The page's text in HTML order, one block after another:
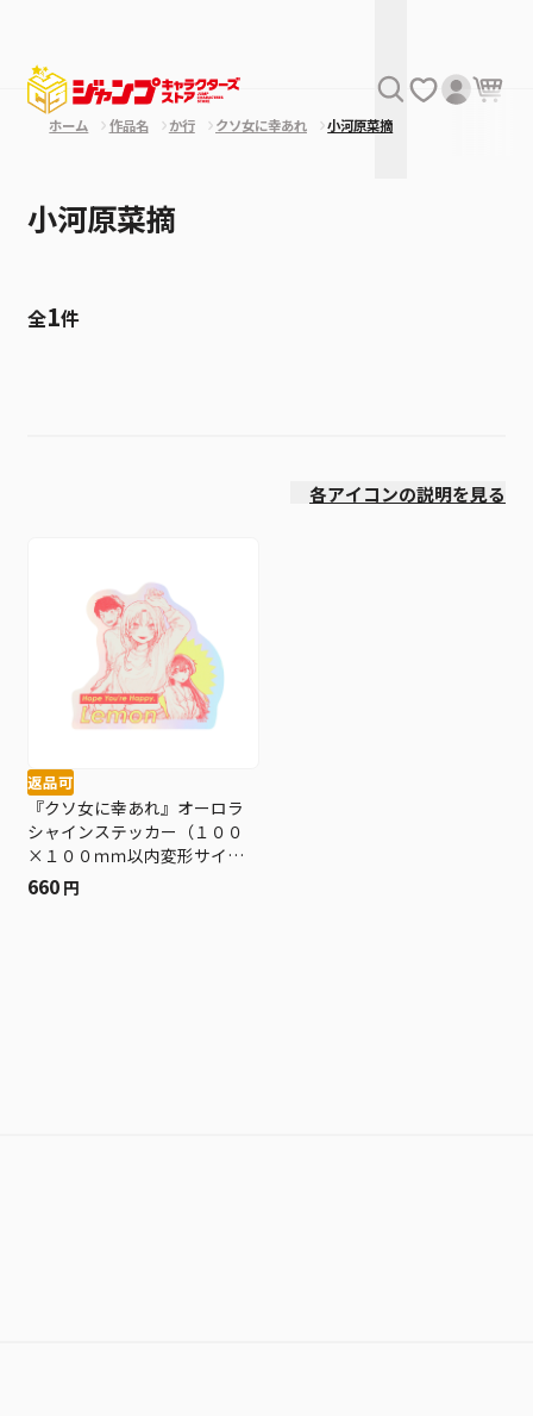
ホーム 作品名 か行 クソ女に幸あれ 小河原菜摘
小河原菜摘
全1件
各アイコンの説明を見る
返品可
『クソ女に幸あれ』オーロラ
シャインステッカー（１００
×１００ｍｍ以内変形サイ
ズ） ＢＤ３−ＪＮＰＧ
660 円